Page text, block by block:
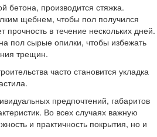
бетона, производится стяжка.
щебнем, чтобы пол получился
в течение нескольких дней.
пол сырые опилки, чтобы избежать
трещин.
часто становится укладка
предпочтений, габаритов
Во всех случаях важную
и практичность покрытия, но и